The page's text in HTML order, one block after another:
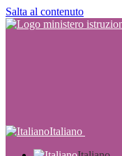
Salta al contenuto
Italiano